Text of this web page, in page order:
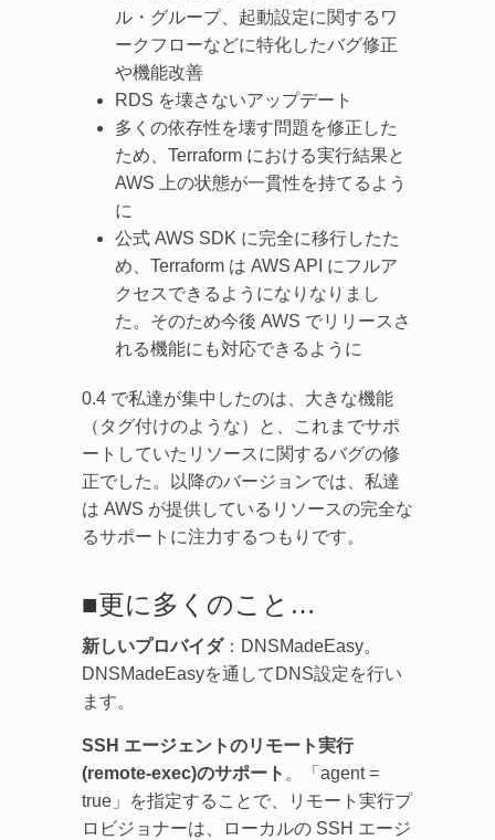
ル・グループ、起動設定に関するワ
ークフローなどに特化したバグ修正
や機能改善
RDS を壊さないアップデート
多くの依存性を壊す問題を修正した
ため、Terraform における実行結果と
AWS 上の状態が一貫性を持てるよう
に
公式 AWS SDK に完全に移行したた
め、Terraform は AWS API にフルア
クセスできるようになりなりまし
た。そのため今後 AWS でリリースさ
れる機能にも対応できるように
0.4 で私達が集中したのは、大きな機能
（タグ付けのような）と、これまでサポ
ートしていたリソースに関するバグの修
正でした。以降のバージョンでは、私達
は AWS が提供しているリソースの完全な
るサポートに注力するつもりです。
■更に多くのこと…
新しいプロバイダ：DNSMadeEasy。
DNSMadeEasyを通してDNS設定を行い
ます。
SSH エージェントのリモート実行
(remote-exec)のサポート 。「agent =
true」を指定することで、リモート実行プ
ロビジョナーは、ローカルの SSH エージ